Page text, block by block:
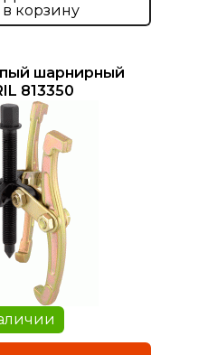
в корзину
шарнирный
813350